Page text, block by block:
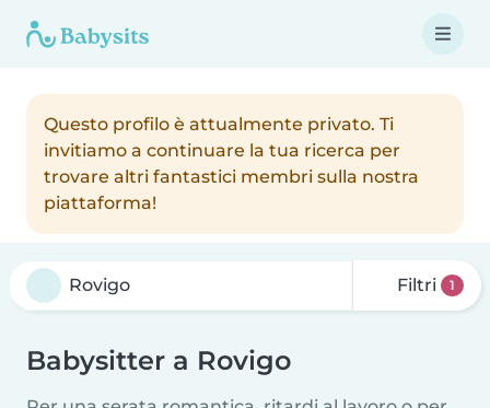
Questo profilo è attualmente privato. Ti
invitiamo a continuare la tua ricerca per
trovare altri fantastici membri sulla nostra
piattaforma!
Filtri 1
Babysitter a Rovigo